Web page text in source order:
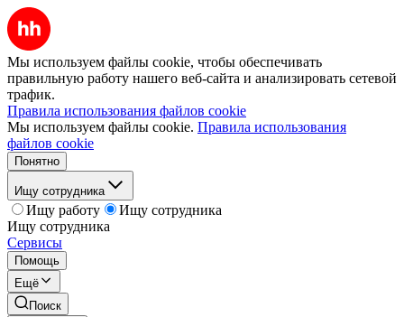
Мы используем файлы cookie, чтобы обеспечивать
правильную работу нашего веб-сайта и анализировать сетевой
трафик.
Правила использования файлов cookie
Мы используем файлы cookie. Правила использования
файлов cookie
Понятно
Ищу сотрудника
Ищу работу
Ищу сотрудника
Ищу сотрудника
Сервисы
Помощь
Ещё
Поиск